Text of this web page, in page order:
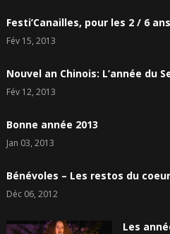
Festi’Canailles, pour les 2 / 6 ans
Fév 15, 2013
Nouvel an Chinois: L’année du
Fév 12, 2013
Bonne année 2013
Jan 03, 2013
Bénévoles – Les restos du coeur
Déc 06, 2012
Les